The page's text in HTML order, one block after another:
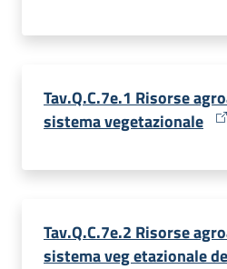
Tav.Q.C.7e.1 Risorse
sistema vegetazionale
Tav.Q.C.7e.2 Risorse
sistema veg etazionale